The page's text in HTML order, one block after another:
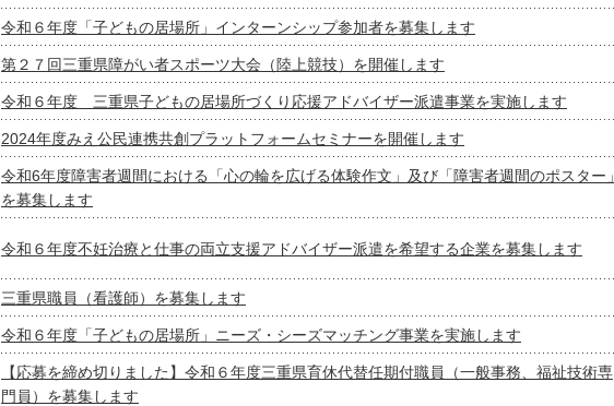
令和６年度「子どもの居場所」インターンシップ参加者を募集します
第２７回三重県障がい者スポーツ大会（陸上競技）を開催します
令和６年度 三重県子どもの居場所づくり応援アドバイザー派遣事業を実施します
2024年度みえ公民連携共創プラットフォームセミナーを開催します
令和6年度障害者週間における「心の輪を広げる体験作文」及び「障害者週間のポスター」
を募集します
令和６年度不妊治療と仕事の両立支援アドバイザー派遣を希望する企業を募集します
三重県職員（看護師）を募集します
令和６年度「子どもの居場所」ニーズ・シーズマッチング事業を実施します
【応募を締め切りました】令和６年度三重県育休代替任期付職員（一般事務、福祉技術専
門員）を募集します